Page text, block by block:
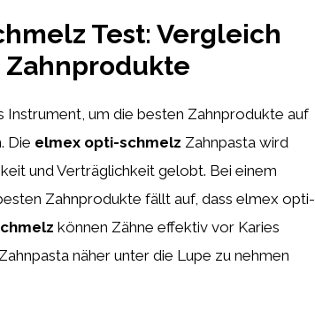
Test: Vergleich
Zahnprodukte
um die besten Zahnprodukte auf
Die elmex opti-schmelz Zahnpasta wird
und Verträglichkeit gelobt. Bei einem
Zahnprodukte fällt auf, dass elmex opti-
können Zähne effektiv vor Karies
näher unter die Lupe zu nehmen